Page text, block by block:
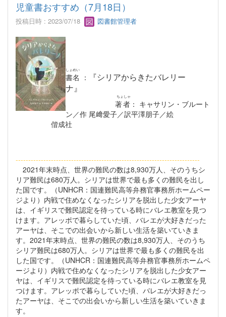
児童書おすすめ（7月18日）
投稿日時 : 2023/07/18 図書館管理者
書名
しょめい
：
『シリアからきたバレリー
ナ』
著者
ちょしゃ
： キャサリン・ブルート
ン／作 尾﨑愛子／訳平澤朋子／絵
偕成社
-------------------------------------------------------------------------
2021年末時点、世界の難民の数は8,930万人、そのうちシ
リア難民は680万人。シリアは世界で最も多くの難民を出し
た国です。（UNHCR：国連難民高等弁務官事務所ホームペー
ジより）内戦で住めなくなったシリアを脱出した少女アーヤ
は、イギリスで難民認定を待っている時にバレエ教室を見つ
けます。アレッポで暮らしていた頃、バレエが大好きだった
アーヤは、そこでの出会いから新しい生活を築いていきま
す。2021年末時点、世界の難民の数は8,930万人、そのうち
シリア難民は680万人。シリアは世界で最も多くの難民を出
した国です。（UNHCR：国連難民高等弁務官事務所ホームペ
ージより）内戦で住めなくなったシリアを脱出した少女アー
ヤは、イギリスで難民認定を待っている時にバレエ教室を見
つけます。アレッポで暮らしていた頃、バレエが大好きだっ
たアーヤは、そこでの出会いから新しい生活を築いていきま
す。